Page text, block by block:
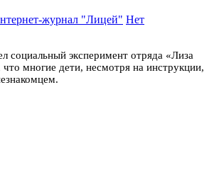
журнал "Лицей" Нет
социальный эксперимент отряда «Лиза
многие дети, несмотря на инструкции,